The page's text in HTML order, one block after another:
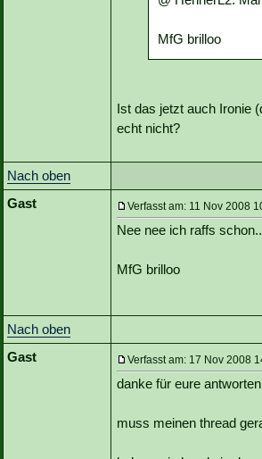
MfG brilloo
Ist das jetzt auch Ironie
echt nicht?
Nach oben
Gast
Verfasst am: 11 Nov 2008
Nee nee ich raffs
MfG brilloo
Nach oben
Gast
Verfasst am: 17 Nov 2008
danke für eure
muss meinen thread